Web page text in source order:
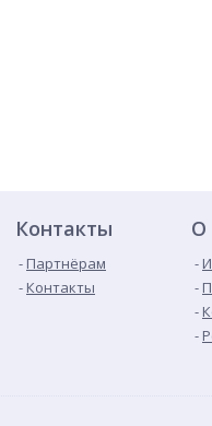
Контакты
Партнёрам
Контакты
О